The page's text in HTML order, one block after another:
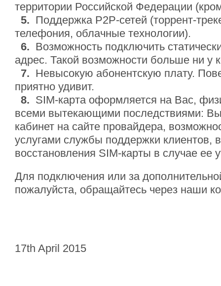
территории Российской Федерации
5. Поддержка P2P-сетей (торрент-
телефония, облачные технологии).
6. Возможность подключить
адрес. Такой возможности больше ни у
7. Невысокую абонентскую плату.
приятно удивит.
8. SIM-карта оформляется на Вас,
всеми вытекающими последствиями:
кабинет на сайте провайдера,
услугами службы поддержки клиентов,
восстановления SIM-карты в случае ее
Для подключения или за
пожалуйста, обращайтесь через наши
17th April 2015